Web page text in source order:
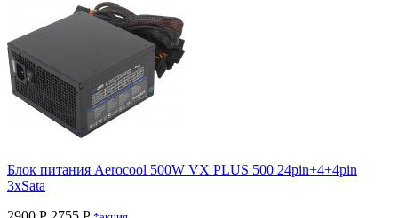
Блок питания Aerocool 500W VX PLUS 500 24pin+4+4pin
3xSata